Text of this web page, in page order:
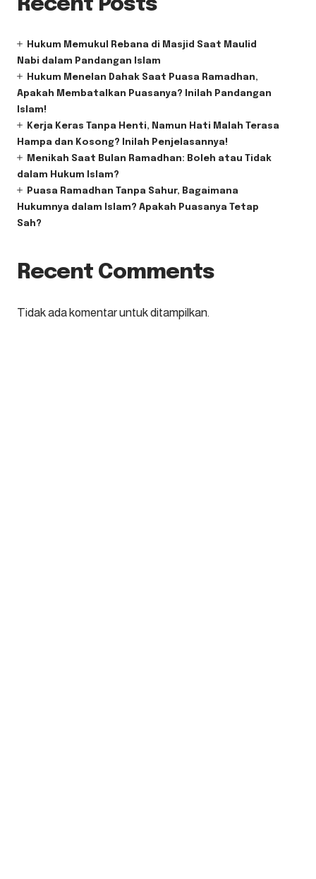
Recent Posts
Hukum Memukul Rebana di Masjid Saat Maulid
Nabi dalam Pandangan Islam
Hukum Menelan Dahak Saat Puasa Ramadhan,
Apakah Membatalkan Puasanya? Inilah Pandangan
Islam!
Kerja Keras Tanpa Henti, Namun Hati Malah Terasa
Hampa dan Kosong? Inilah Penjelasannya!
Menikah Saat Bulan Ramadhan: Boleh atau Tidak
dalam Hukum Islam?
Puasa Ramadhan Tanpa Sahur, Bagaimana
Hukumnya dalam Islam? Apakah Puasanya Tetap
Sah?
Recent Comments
Tidak ada komentar untuk ditampilkan.